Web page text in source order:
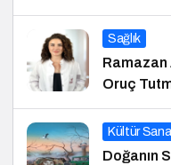
Sağlık
Ramazan
Oruç
Kültür
Doğanın